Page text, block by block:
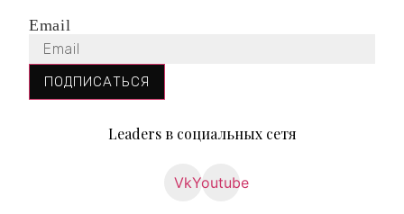
Email
ПОДПИСАТЬСЯ
Leaders в социальных сетя
VkYoutube